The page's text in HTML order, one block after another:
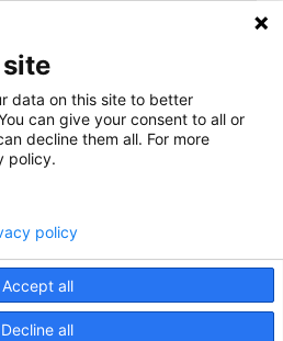
Centrum
(DPIA)
Privacyverklaring
Disclaimer
data on this site to better
can give your consent to all or
decline them all. For more
policy.
Accept all
Decline all
policy